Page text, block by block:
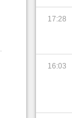
17:28
16:03